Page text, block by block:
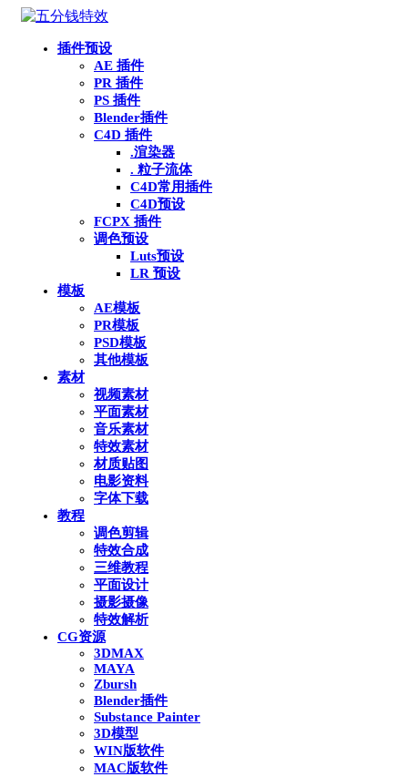
插件预设
AE 插件
PR 插件
PS 插件
Blender插件
C4D 插件
.渲染器
. 粒子流体
C4D常用插件
C4D预设
FCPX 插件
调色预设
Luts预设
LR 预设
模板
AE模板
PR模板
PSD模板
其他模板
素材
视频素材
平面素材
音乐素材
特效素材
材质贴图
电影资料
字体下载
教程
调色剪辑
特效合成
三维教程
平面设计
摄影摄像
特效解析
CG资源
3DMAX
MAYA
Zbursh
Blender插件
Substance Painter
3D模型
WIN版软件
MAC版软件